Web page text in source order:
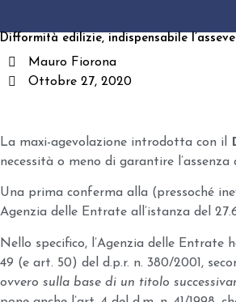
Difformità edilizie, indispensabile
Mauro Fiorona
Ottobre 27, 2020
La maxi-agevolazione introdotta con il
necessità o meno di garantire l’assenza
Una prima conferma alla (pressoché
Agenzia delle Entrate all’istanza del
Nello specifico, l’Agenzia delle
49 (e art. 50) del d.p.r. n. 380/2001,
ovvero sulla base di un titolo